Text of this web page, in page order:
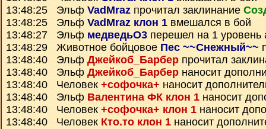
13:48:25 Эльф VadMraz прочитал заклинание
13:48:25 Эльф VadMraz клон 1 вмешался в бой
13:48:27 Эльф медведьО3 перешел на 1 уровень
13:48:29 Животное бойцовое Пес ~~Снежный~~
13:48:40 Эльф Джейкоб_Барбер прочитал
13:48:40 Эльф Джейкоб_Барбер наносит
13:48:40 Человек +софочка+ наносит
13:48:40 Эльф Валентина ФК клон 1 наносит
13:48:40 Человек +софочка+ клон 1 наносит
13:48:40 Человек Кто.то клон 1 наносит